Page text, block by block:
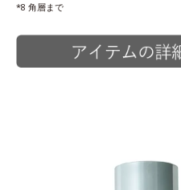
*8 角層まで